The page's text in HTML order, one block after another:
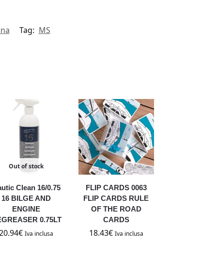
Tag: MS
Out of stock
Clean 16/0.75
16 BILGE AND
ENGINE
0.75LT
€ Iva inclusa
FLIP CARDS 0063
FLIP CARDS RULE
OF THE ROAD
CARDS
18.43€ Iva inclusa